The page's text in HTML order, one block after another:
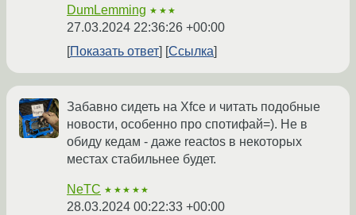
DumLemming ★★★
27.03.2024 22:36:26 +00:00
Показать ответ
Ссылка
Забавно сидеть на Xfce и читать подобные
новости, особенно про спотифай=). Не в
обиду кедам - даже reactos в некоторых
местах стабильнее будет.
NeTC ★★★★★
28.03.2024 00:22:33 +00:00